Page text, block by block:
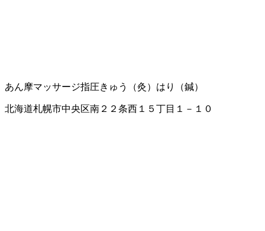
あん摩マッサージ指圧きゅう（灸） はり（鍼）
北海道札幌市中央区南２２条西１５丁目１－１０